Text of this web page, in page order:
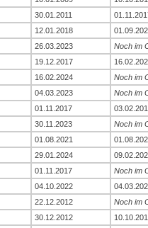
30.01.2011
12.01.2018
26.03.2023 Noch im
19.12.2017
16.02.2024 Noch im
04.03.2023 Noch im
01.11.2017
30.11.2023 Noch im
01.08.2021
29.01.2024
01.11.2017 Noch im
04.10.2022
22.12.2012 Noch im
30.12.2012